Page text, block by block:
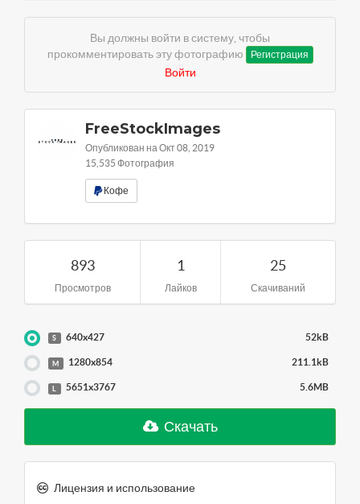
Вы должны войти в систему, чтобы
прокомментировать эту фотографию
Регистрация
Войти
FreeStockImages
Опубликован на Окт 08, 2019
15,535 Фотография
Кофе
893
Просмотров
1
Лайков
25
Скачиваний
S 640x427 52kB
M 1280x854 211.1kB
L 5651x3767 5.6MB
Скачать
Лицензия и использование